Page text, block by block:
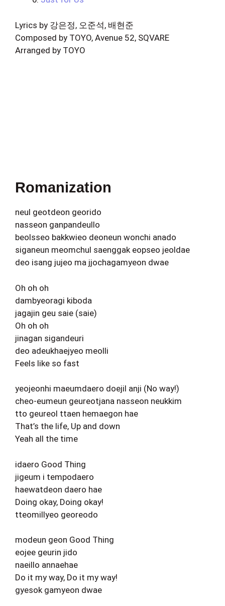
Lyrics by 강은정, 오준석, 배현준
Composed by TOYO, Avenue 52, SQVARE
Arranged by TOYO
Romanization
neul geotdeon georido
nasseon ganpandeullo
beolsseo bakkwieo deoneun wonchi anado
siganeun meomchul saenggak eopseo jeoldae
deo isang jujeo ma jjochagamyeon dwae
Oh oh oh
dambyeoragi kiboda
jagajin geu saie (saie)
Oh oh oh
jinagan sigandeuri
deo adeukhaejyeo meolli
Feels like so fast
yeojeonhi maeumdaero doejil anji (No way!)
cheo-eumeun geureotjana nasseon neukkim
tto geureol ttaen hemaegon hae
That’s the life, Up and down
Yeah all the time
idaero Good Thing
jigeum i tempodaero
haewatdeon daero hae
Doing okay, Doing okay!
tteomillyeo georeodo
modeun geon Good Thing
eojee geurin jido
naeillo annaehae
Do it my way, Do it my way!
gyesok gamyeon dwae